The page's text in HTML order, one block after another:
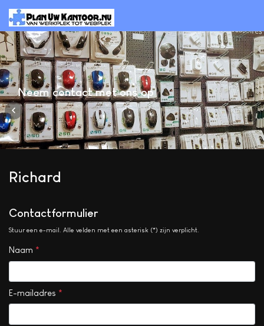
Neem contact met ons op
Richard
Contactformulier
Stuur een e-mail. Alle velden met een asterisk (*) zijn verplicht.
Naam *
E-mailadres *